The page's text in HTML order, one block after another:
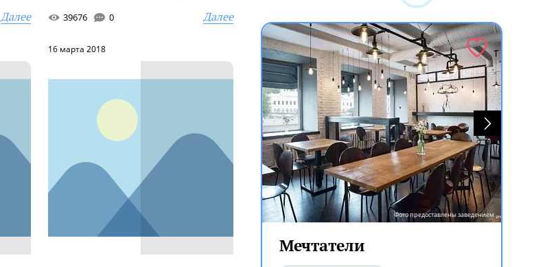
Далее 39676 0 Далее
16 марта 2018
Фото предоставлены заведением
Мечтатели